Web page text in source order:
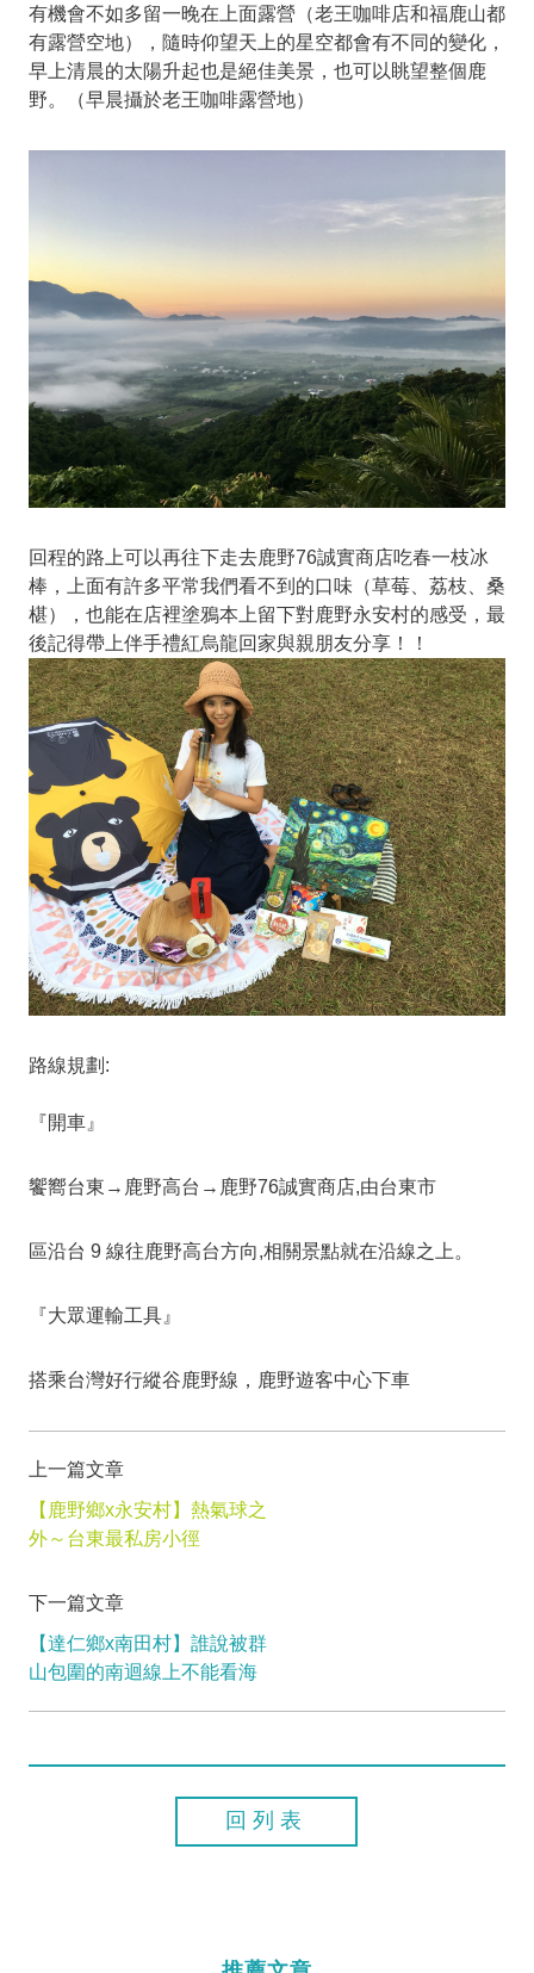
有機會不如多留一晚在上面露營（老王咖啡店和福鹿山都
有露營空地），隨時仰望天上的星空都會有不同的變化，
早上清晨的太陽升起也是絕佳美景，也可以眺望整個鹿
野。（早晨攝於老王咖啡露營地）
回程的路上可以再往下走去鹿野76誠實商店吃春一枝冰
棒，上面有許多平常我們看不到的口味（草莓、荔枝、桑
椹），也能在店裡塗鴉本上留下對鹿野永安村的感受，最
後記得帶上伴手禮紅烏龍回家與親朋友分享！！
路線規劃:
『開車』
饗嚮台東→鹿野高台→鹿野76誠實商店,由台東市
區沿台 9 線往鹿野高台方向,相關景點就在沿線之上。
『大眾運輸工具』
搭乘台灣好行縱谷鹿野線，鹿野遊客中心下車
上一篇文章
【鹿野鄉x永安村】熱氣球之
外～台東最私房小徑
下一篇文章
【達仁鄉x南田村】誰說被群
山包圍的南迴線上不能看海
回列表